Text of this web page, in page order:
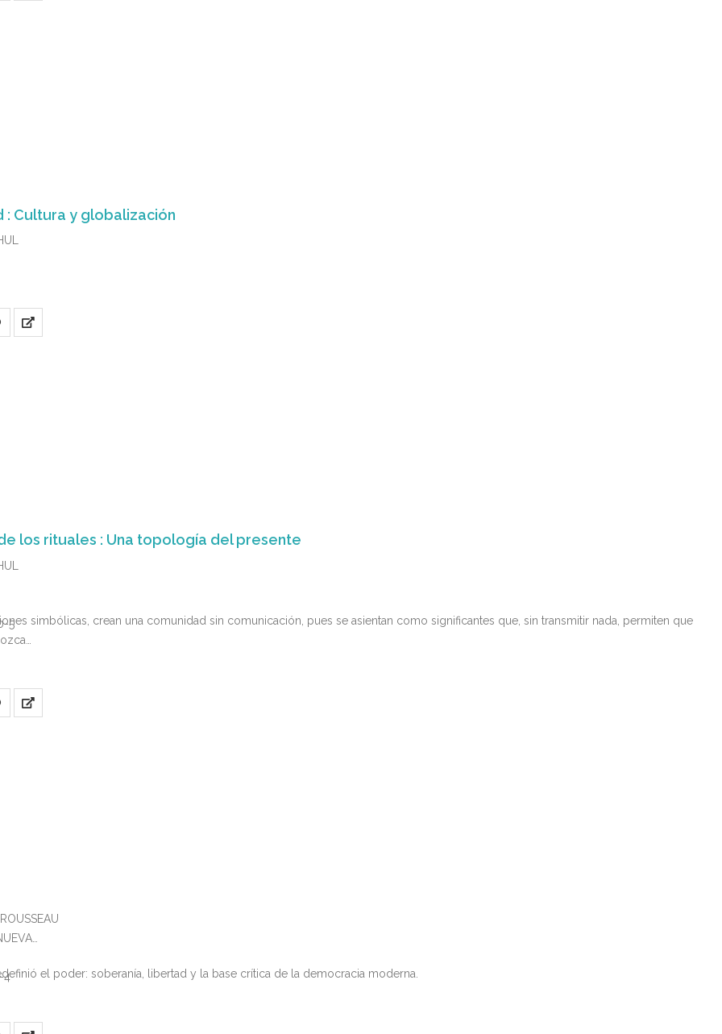
Cultura y globalización
8
por las nuevas tecnologías, acerca los espacios culturales entre sí y genera un cúmulo de prácticas sociales y formas de
los rituales : Una topología del presente
5
simbólicas, crean una comunidad sin comunicación, pues se asientan como significantes que, sin transmitir nada, permiten que
4
el poder: soberanía, libertad y la base crítica de la democracia moderna.